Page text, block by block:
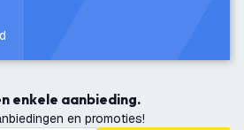
enkele aanbieding.
en promoties!